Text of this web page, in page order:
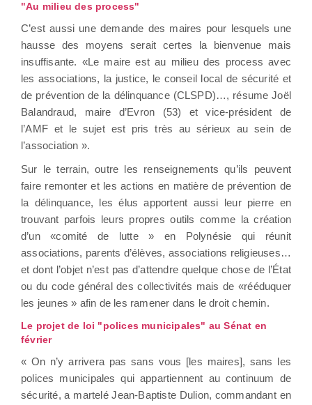
"Au milieu des process"
C’est aussi une demande des maires pour lesquels une
hausse des moyens serait certes la bienvenue mais
insuffisante. «Le maire est au milieu des process avec
les associations, la justice, le conseil local de sécurité et
de prévention de la délinquance (CLSPD)…, résume Joël
Balandraud, maire d’Evron (53) et vice-président de
l’AMF et le sujet est pris très au sérieux au sein de
l’association ».
Sur le terrain, outre les renseignements qu’ils peuvent
faire remonter et les actions en matière de prévention de
la délinquance, les élus apportent aussi leur pierre en
trouvant parfois leurs propres outils comme la création
d’un «comité de lutte » en Polynésie qui réunit
associations, parents d’élèves, associations religieuses…
et dont l’objet n’est pas d’attendre quelque chose de l’État
ou du code général des collectivités mais de «rééduquer
les jeunes » afin de les ramener dans le droit chemin.
Le projet de loi "polices municipales" au Sénat en
février
« On n’y arrivera pas sans vous [les maires], sans les
polices municipales qui appartiennent au continuum de
sécurité, a martelé Jean-Baptiste Dulion, commandant en